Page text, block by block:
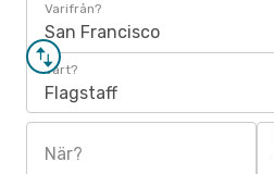
Varifrån?
San Francisco
Vart?
Flagstaff
När?